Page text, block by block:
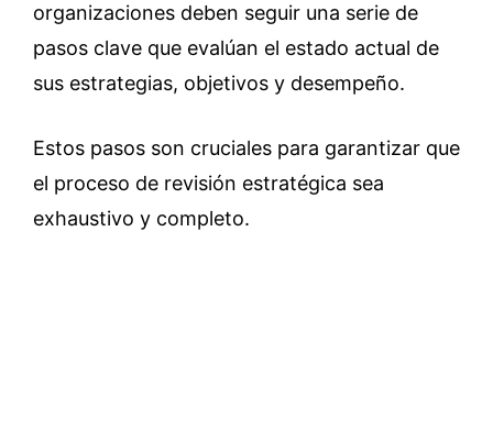
organizaciones deben seguir una serie de
pasos clave que evalúan el estado actual de
sus estrategias, objetivos y desempeño.
Estos pasos son cruciales para garantizar que
el proceso de revisión estratégica sea
exhaustivo y completo.